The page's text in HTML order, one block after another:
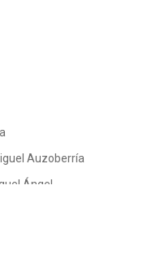
Auzoberría
Ángel